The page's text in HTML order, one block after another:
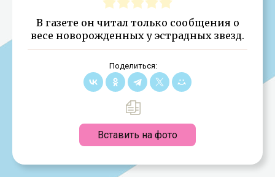
В газете он читал только сообщения о
весе новорожденных у эстрадных звезд.
Поделиться:
Вставить на фото